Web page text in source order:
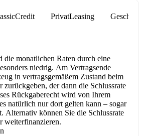
PrivatLeasing
monatlichen Raten durch eine
niedrig. Am Vertragsende
in vertragsgemäßem Zustand beim
zurückgeben, der dann die Schlussrate
Rückgaberecht wird von Ihrem
natürlich nur dort gelten kann – sogar
Alternativ können Sie die Schlussrate
weiterfinanzieren.